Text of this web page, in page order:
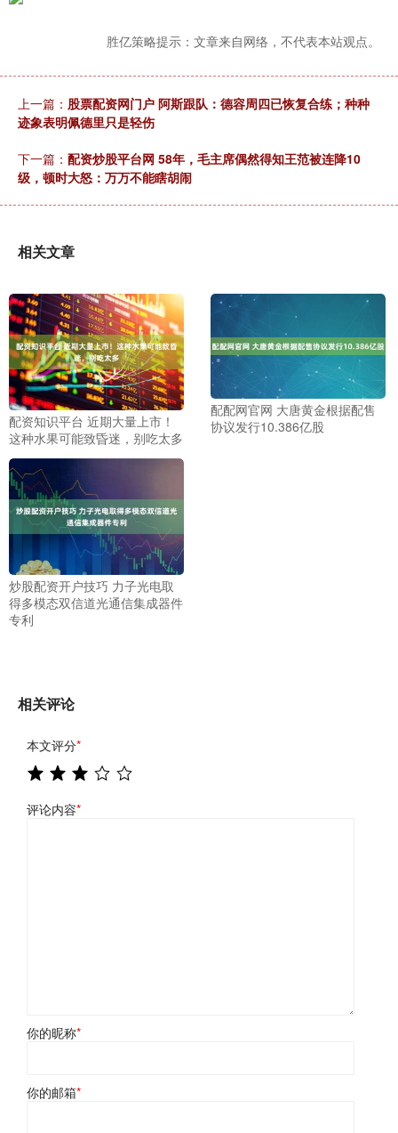
胜亿策略提示：文章来自网络，不代表本站观点。
上一篇： 股票配资网门户 阿斯跟队：德容周四已恢复合练；种种
迹象表明佩德里只是轻伤
下一篇： 配资炒股平台网 58年，毛主席偶然得知王范被连降10
级，顿时大怒：万万不能瞎胡闹
相关文章
配资知识平台 近期大量上市！
这种水果可能致昏迷，别吃太多
配配网官网 大唐黄金根据配售
协议发行10.386亿股
炒股配资开户技巧 力子光电取
得多模态双信道光通信集成器件
专利
相关评论
本文评分*
评论内容*
你的昵称*
你的邮箱*